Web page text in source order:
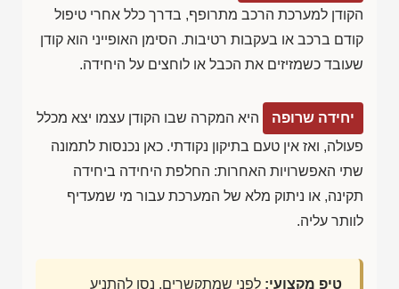
הקודן למערכת הרכב מתרופף, בדרך כלל אחרי טיפול
קודם ברכב או בעקבות רטיבות. הסימן האופייני הוא קודן
שעובד כשמזיזים את הכבל או לוחצים על היחידה.
יחידה שרופה
היא המקרה שבו הקודן עצמו יצא מכלל
פעולה, ואז אין טעם בתיקון נקודתי. כאן נכנסות לתמונה
שתי האפשרויות האחרות: החלפת היחידה ביחידה
תקינה, או ניתוק מלא של המערכת עבור מי שמעדיף
לוותר עליה.
טיפ מקצועי: לפני שמתקשרים, נסו להתניע